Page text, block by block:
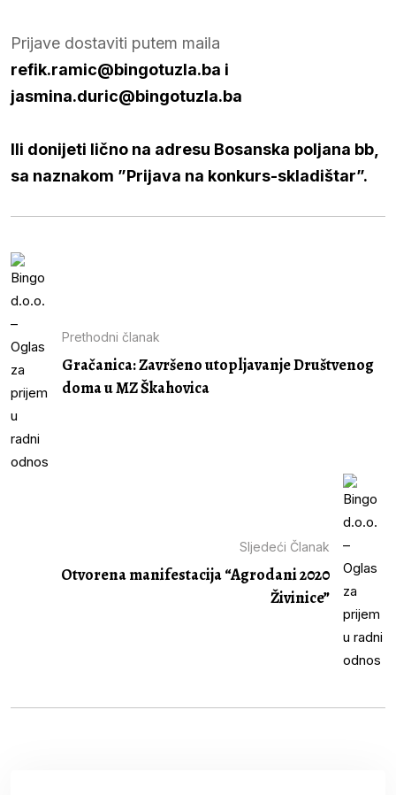
Prijave dostaviti putem maila
refik.ramic@bingotuzla.ba i
jasmina.duric@bingotuzla.ba
Ili donijeti lično na adresu Bosanska poljana bb,
sa naznakom ”Prijava na konkurs-skladištar”.
Prethodni članak
Gračanica: Završeno utopljavanje Društvenog
doma u MZ Škahovica
Sljedeći Članak
Otvorena manifestacija “Agrodani 2020
Živinice”